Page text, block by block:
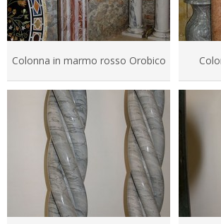
Colonna in marmo rosso Orobico